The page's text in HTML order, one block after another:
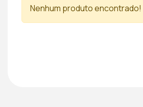
Nenhum produto encontrado!